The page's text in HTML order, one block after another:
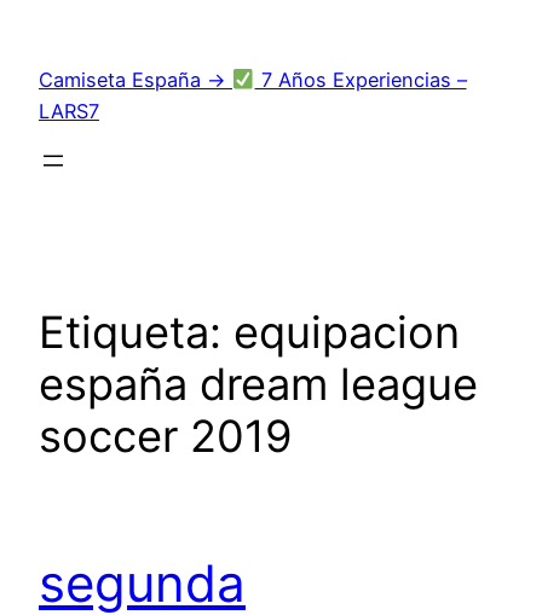
contenido
Camiseta España →
7 Años Experiencias –
LARS7
Etiqueta: equipacion
españa dream league
soccer 2019
segunda